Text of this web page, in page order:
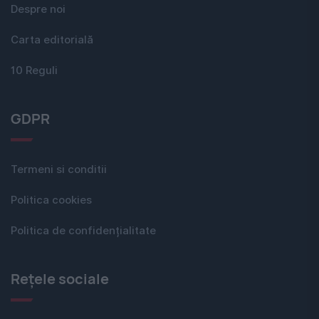
Despre noi
Carta editorială
10 Reguli
GDPR
Termeni si conditii
Politica cookies
Politica de confidențialitate
Rețele sociale